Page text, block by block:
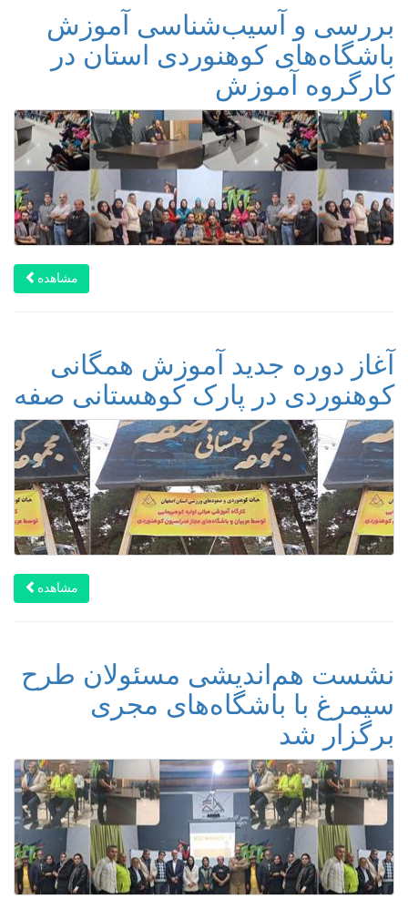
بررسی و آسیب‌شناسی آموزش
باشگاه‌های کوهنوردی استان در
کارگروه آموزش
مشاهده
آغاز دوره جدید آموزش همگانی
کوهنوردی در پارک کوهستانی صفه
مشاهده
نشست هم‌اندیشی مسئولان طرح
سیمرغ با باشگاه‌های مجری
برگزار شد